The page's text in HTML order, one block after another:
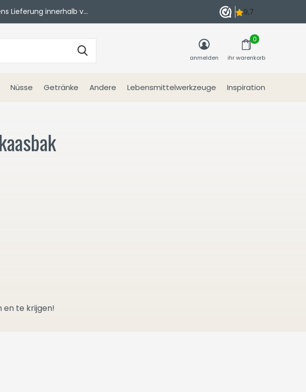
Nüsse Getränke Andere Lebensmittelwerkzeuge Inspiration
anmelden ihr warenkorb
0
Lieferung innerhalb von 3 Tagen
en te krijgen!